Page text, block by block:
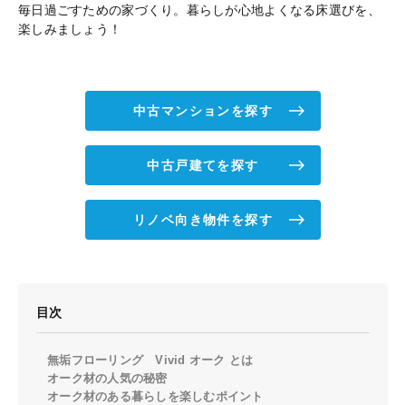
毎日過ごすための家づくり。暮らしが心地よくなる床選びを、
楽しみましょう！
中古マンションを探す
中古戸建てを探す
リノベ向き物件を探す
目次
無垢フローリング Vivid オーク とは
オーク材の人気の秘密
オーク材のある暮らしを楽しむポイント